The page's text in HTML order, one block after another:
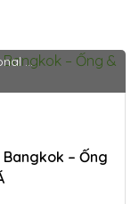
...
Bangkok – Ống